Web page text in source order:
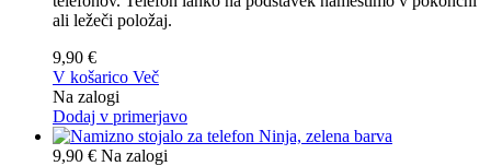
ali ležeči položaj.
9,90 €
V košarico Več
Na zalogi
Dodaj v primerjavo
9,90 € Na zalogi